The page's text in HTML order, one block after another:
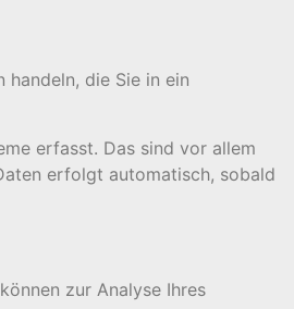
handeln, die Sie in ein
erfasst. Das sind vor allem
erfolgt automatisch, sobald
zur Analyse Ihres